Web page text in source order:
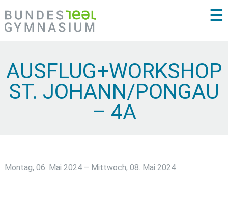
☰
AUSFLUG+WORKSHOP
ST. JOHANN/PONGAU
– 4A
Montag, 06. Mai 2024 – Mittwoch, 08. Mai 2024